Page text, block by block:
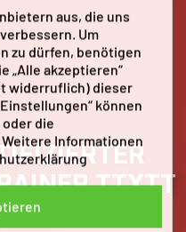
TTXTT
aus, die uns
Um
zu dürfen, benötigen
„Alle akzeptieren“
widerruflich) dieser
können
die
Informationen